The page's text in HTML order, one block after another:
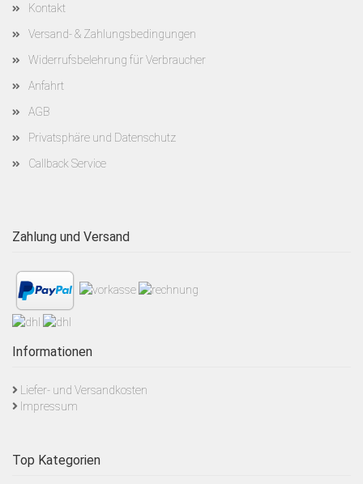
Kontakt
Versand- & Zahlungsbedingungen
Widerrufsbelehrung für Verbraucher
Anfahrt
AGB
Privatsphäre und Datenschutz
Callback Service
Zahlung und Versand
Informationen
Liefer- und Versandkosten
Impressum
Top Kategorien